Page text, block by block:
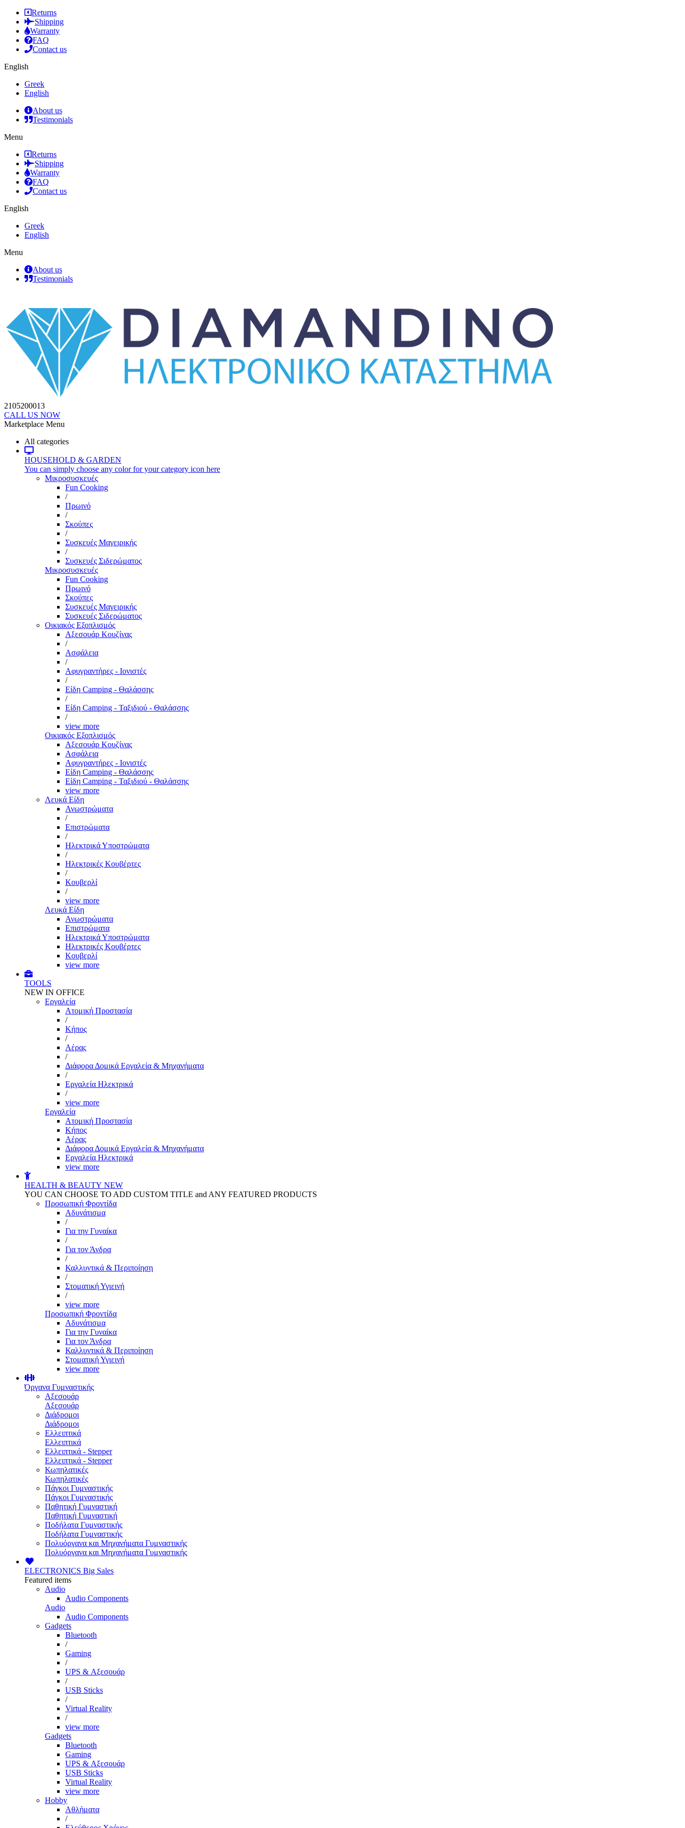
Returns
Shipping
Warranty
FAQ
Contact us
English
Greek
English
About us
Testimonials
Menu
Returns
Shipping
Warranty
FAQ
Contact us
English
Greek
English
Menu
About us
Testimonials
2105200013
CALL US NOW
Marketplace Menu
All categories
HOUSEHOLD & GARDEN
You can simply choose any color for your category icon here
Μικροσυσκευές
Fun Cooking
/
Πρωινό
/
Σκούπες
/
Συσκευές Μαγειρικής
/
Συσκευές Σιδερώματος
Μικροσυσκευές
Fun Cooking
Πρωινό
Σκούπες
Συσκευές Μαγειρικής
Συσκευές Σιδερώματος
Οικιακός Εξοπλισμός
Αξεσουάρ Κουζίνας
/
Ασφάλεια
/
Αφυγραντήρες - Ιονιστές
/
Είδη Camping - Θαλάσσης
/
Είδη Camping - Ταξιδιού - Θαλάσσης
/
view more
Οικιακός Εξοπλισμός
Αξεσουάρ Κουζίνας
Ασφάλεια
Αφυγραντήρες - Ιονιστές
Είδη Camping - Θαλάσσης
Είδη Camping - Ταξιδιού - Θαλάσσης
view more
Λευκά Είδη
Ανωστρώματα
/
Επιστρώματα
/
Ηλεκτρικά Υποστρώματα
/
Ηλεκτρικές Κουβέρτες
/
Κουβερλί
/
view more
Λευκά Είδη
Ανωστρώματα
Επιστρώματα
Ηλεκτρικά Υποστρώματα
Ηλεκτρικές Κουβέρτες
Κουβερλί
view more
TOOLS
NEW IN OFFICE
Εργαλεία
Aτομική Προστασία
/
Kήπος
/
Αέρας
/
Διάφορα Δομικά Εργαλεία & Μηχανήματα
/
Εργαλεία Ηλεκτρικά
/
view more
Εργαλεία
Aτομική Προστασία
Kήπος
Αέρας
Διάφορα Δομικά Εργαλεία & Μηχανήματα
Εργαλεία Ηλεκτρικά
view more
HEALTH & BEAUTY NEW
YOU CAN CHOOSE TO ADD CUSTOM TITLE and ANY FEATURED PRODUCTS
Προσωπική Φροντίδα
Αδυνάτισμα
/
Για την Γυναίκα
/
Για τον Άνδρα
/
Καλλυντικά & Περιποίηση
/
Στοματική Υγιεινή
/
view more
Προσωπική Φροντίδα
Αδυνάτισμα
Για την Γυναίκα
Για τον Άνδρα
Καλλυντικά & Περιποίηση
Στοματική Υγιεινή
view more
Όργανα Γυμναστικής
Αξεσουάρ
Αξεσουάρ
Διάδρομοι
Διάδρομοι
Ελλειπτικά
Ελλειπτικά
Ελλειπτικά - Stepper
Ελλειπτικά - Stepper
Κωπηλατικές
Κωπηλατικές
Πάγκοι Γυμναστικής
Πάγκοι Γυμναστικής
Παθητική Γυμναστική
Παθητική Γυμναστική
Ποδήλατα Γυμναστικής
Ποδήλατα Γυμναστικής
Πολυόργανα και Μηχανήματα Γυμναστικής
Πολυόργανα και Μηχανήματα Γυμναστικής
ELECTRONICS Big Sales
Featured items
Audio
Audio Components
Audio
Audio Components
Gadgets
Bluetooth
/
Gaming
/
UPS & Αξεσουάρ
/
USB Sticks
/
Virtual Reality
/
view more
Gadgets
Bluetooth
Gaming
UPS & Αξεσουάρ
USB Sticks
Virtual Reality
view more
Hobby
Αθλήματα
/